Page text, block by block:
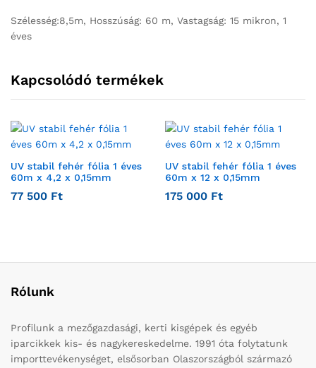
Szélesség:8,5m, Hosszúság: 60 m, Vastagság: 15 mikron, 1
éves
Kapcsolódó termékek
UV stabil fehér fólia 1 éves
60m x 4,2 x 0,15mm
77 500 Ft
UV stabil fehér fólia 1 éves
60m x 12 x 0,15mm
175 000 Ft
Rólunk
Profilunk a mezőgazdasági, kerti kisgépek és egyéb
iparcikkek kis- és nagykereskedelme. 1991 óta folytatunk
importtevékenységet, elsősorban Olaszországból származó